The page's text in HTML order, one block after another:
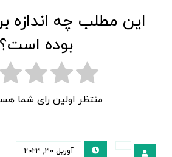
این مطلب چه اندازه
بوده است؟
منتظر اولین رای شما
آوریل ۳۰, ۲۰۲۳